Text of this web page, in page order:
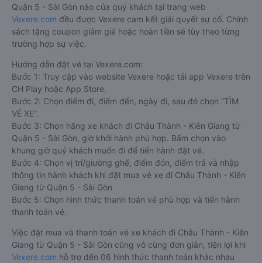
Quận 5 - Sài Gòn nào của quý khách tại trang web
Vexere.com đều được Vexere cam kết giải quyết sự cố. Chính
sách tặng coupon giảm giá hoặc hoàn tiền sẽ tùy theo từng
trường hợp sự việc.
Hướng dẫn đặt vé tại Vexere.com:
Bước 1: Truy cập vào website Vexere hoặc tải app Vexere trên
CH Play hoặc App Store.
Bước 2: Chọn điểm đi, điểm đến, ngày đi, sau đó chọn “TÌM
VÉ XE”.
Bước 3: Chọn hãng xe khách đi Châu Thành - Kiên Giang từ
Quận 5 - Sài Gòn, giờ khởi hành phù hợp. Bấm chọn vào
khung giờ quý khách muốn đi để tiến hành đặt vé.
Bước 4: Chọn vị trí/giường ghế, điểm đón, điểm trả và nhập
thông tin hành khách khi đặt mua vé xe đi Châu Thành - Kiên
Giang từ Quận 5 - Sài Gòn
Bước 5: Chọn hình thức thanh toán vé phù hợp và tiến hành
thanh toán vé.
Việc đặt mua và thanh toán vé xe khách đi Châu Thành - Kiên
Giang từ Quận 5 - Sài Gòn cũng vô cùng đơn giản, tiện lợi khi
Vexere.com hỗ trợ đến 06 hình thức thanh toán khác nhau